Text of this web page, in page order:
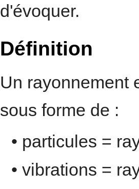
d'évoquer.
Définition
Un rayonnement
sous forme de :
• particules =
• vibrations =